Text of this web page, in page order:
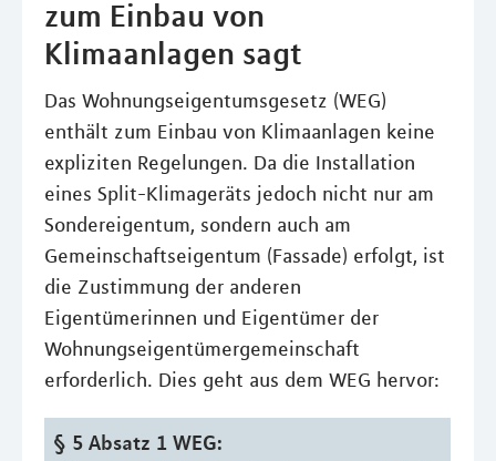
zum Einbau von
Klimaanlagen sagt
Das Wohnungseigentumsgesetz (WEG)
enthält zum Einbau von Klimaanlagen keine
expliziten Regelungen. Da die Installation
eines Split-Klimageräts jedoch nicht nur am
Sondereigentum, sondern auch am
Gemeinschaftseigentum (Fassade) erfolgt, ist
die Zustimmung der anderen
Eigentümerinnen und Eigentümer der
Wohnungseigentümergemeinschaft
erforderlich. Dies geht aus dem WEG hervor:
§ 5 Absatz 1 WEG: